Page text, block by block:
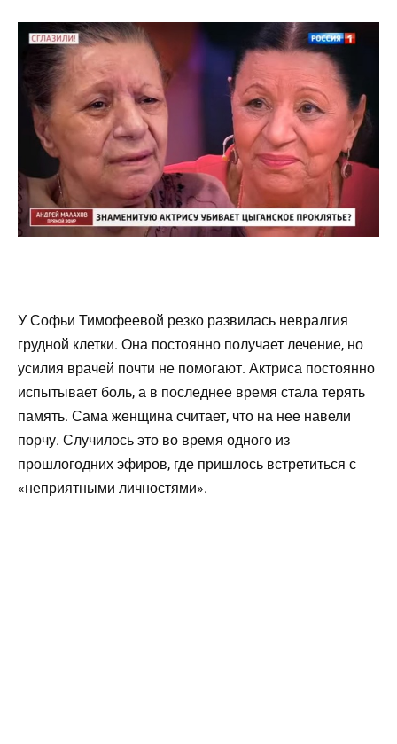
У Софьи Тимофеевой резко развилась невралгия
грудной клетки. Она постоянно получает лечение, но
усилия врачей почти не помогают. Актриса постоянно
испытывает боль, а в последнее время стала терять
память. Сама женщина считает, что на нее навели
порчу. Случилось это во время одного из
прошлогодних эфиров, где пришлось встретиться с
«неприятными личностями».